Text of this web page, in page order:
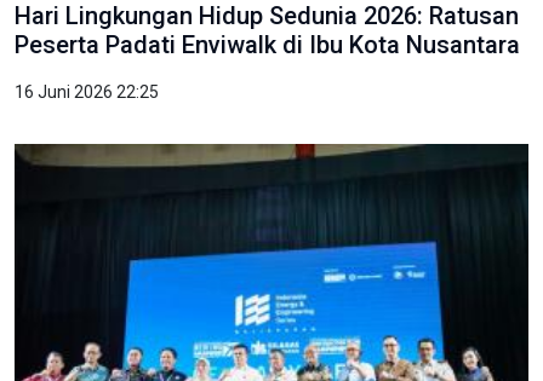
Hari Lingkungan Hidup Sedunia 2026: Ratusan
Peserta Padati Enviwalk di Ibu Kota Nusantara
16 Juni 2026 22:25